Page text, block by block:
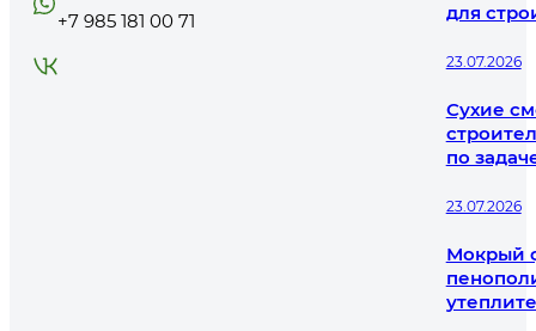
+7 985 181 00 71
для
23.07.2026
Сухие
по
23.07.2026
Мокрый